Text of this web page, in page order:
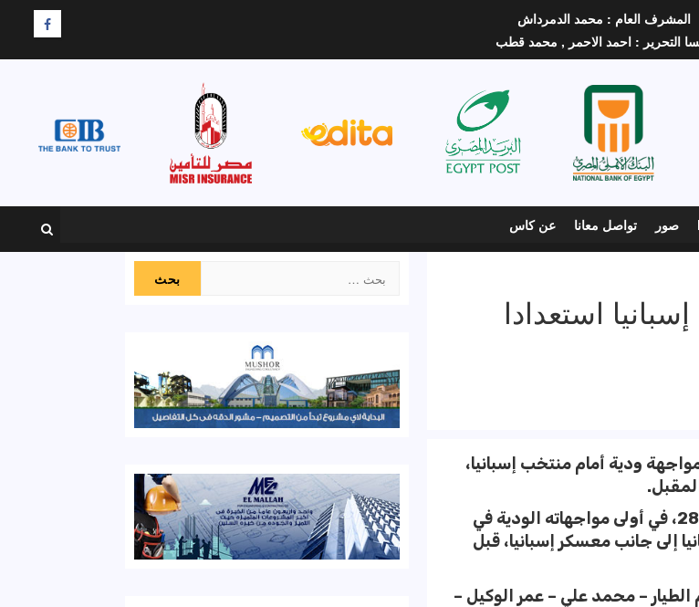
المشرف العام : محمد الدمرداش
التحرير : احمد الاحمر , محمد قطب
F
صور تواصل معانا عن كاس
استعدادا
ودية أمام منتخب إسبانيا،
وفاز الفراعنة على منتخب كرواتيا ودياً أمس، بنتيجة 31 – 28، في أولى مواجهاته الودية في
إلى جانب معسكر إسبانيا، قبل
– عصام الطيار – محمد علي – عمر الوكيل –
عن: